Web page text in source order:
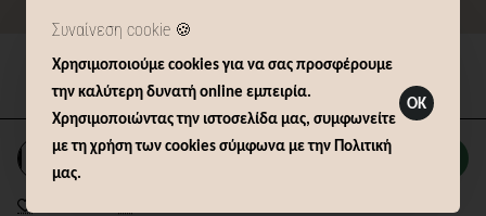
Συναίνεση cookie 🍪
Χρησιμοποιούμε cookies για να σας προσφέρουμε
την καλύτερη δυνατή online εμπειρία.
Χρησιμοποιώντας την ιστοσελίδα μας, συμφωνείτε
με τη χρήση των cookies σύμφωνα με την Πολιτική
μας.
OK
Καλάθι
Δήλωση Υπαναχώρησης (14 ημερών)